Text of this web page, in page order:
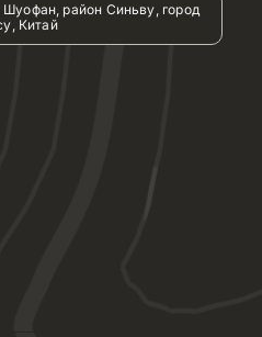
район Синьву, город
Китай